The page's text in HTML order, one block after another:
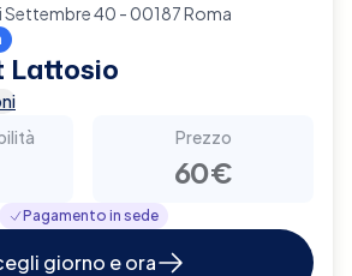
Settembre 40 - 00187 Roma
Lattosio
Prezzo
60€
Pagamento in sede
giorno e ora